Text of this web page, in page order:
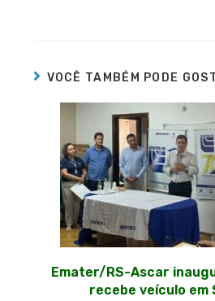
VOCÊ TAMBÉM PODE
Emater/RS-Ascar
recebe veículo em